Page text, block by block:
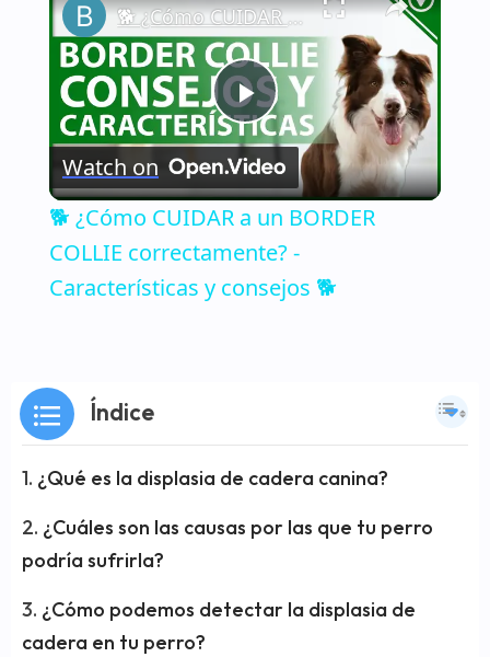
Play
Video
🐕 ¿Cómo CUIDAR a un BORDER COLLIE correctamente? - Características y consejos 🐕
Watch on
🐕 ¿Cómo CUIDAR a un BORDER
COLLIE correctamente? -
Características y consejos 🐕
Índice
¿Qué es la displasia de cadera canina?
¿Cuáles son las causas por las que tu perro
podría sufrirla?
¿Cómo podemos detectar la displasia de
cadera en tu perro?